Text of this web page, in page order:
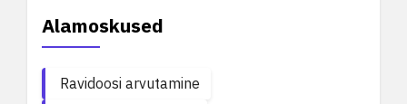
Alamoskused
Ravidoosi arvutamine